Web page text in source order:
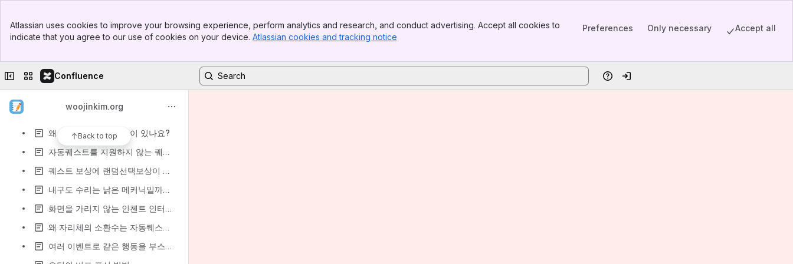
Top Bar
Sidebar
Atlassian uses cookies to improve your browsing experience, perform analytics and research, and conduct advertising. Accept all cookies to
indicate that you agree to our use of cookies on your device. Atlassian cookies and tracking notice
Preferences Only necessary Accept all
Collapse sidebar
Switch sites or apps
Confluence HelpLog in
woojinkim.org
Back to top
일관된 목록 정렬 시점
왜 어제 놓친 현상금 사냥을 오늘 할 수 있나요?
왜 아이템을 궤짝에 넣어 주나요?
왜 게임에 카메라 옵션이 있나요?
자동퀘스트를 지원하지 않는 퀘스트 고치기
퀘스트 보상에 랜덤선택보상이 의미가 있을까?
내구도 수리는 낡은 메커닉일까요?
화면을 가리지 않는 인첸트 인터페이스
왜 자리체의 소환수는 자동퀘스트로 처치할 수 없나요?
여러 이벤트로 같은 행동을 부스팅하는 사례